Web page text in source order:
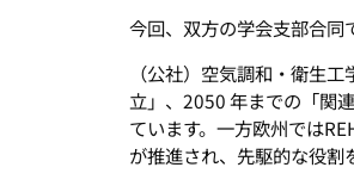
今回、双方の学会支部合同
（公社）空気調和・衛生
立」、2050 年までの「関
ています。一方欧州では
が推進され、先駆的な役割